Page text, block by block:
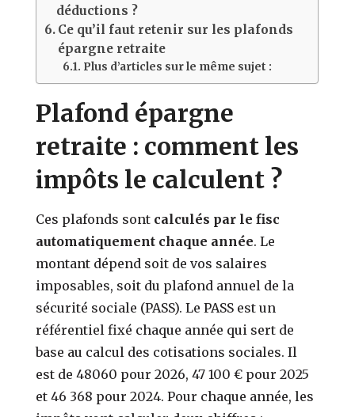
déductions ?
Ce qu’il faut retenir sur les plafonds
épargne retraite
Plus d’articles sur le même sujet :
Plafond épargne
retraite : comment les
impôts le calculent ?
Ces plafonds sont calculés par le fisc
automatiquement chaque année. Le
montant dépend soit de vos salaires
imposables, soit du plafond annuel de la
sécurité sociale (PASS). Le PASS est un
référentiel fixé chaque année qui sert de
base au calcul des cotisations sociales. Il
est de 48060 pour 2026, 47 100 € pour 2025
et 46 368 pour 2024. Pour chaque année, les